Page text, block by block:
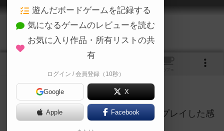
自宅で、小６と５歳児の息子２人とプレイした感
遊んだボードゲームを記録する
気になるゲームのレビューを読む
お気に入り作品・所有リストの共
有
ログイン / 会員登録（10秒）
Google X
Apple Facebook